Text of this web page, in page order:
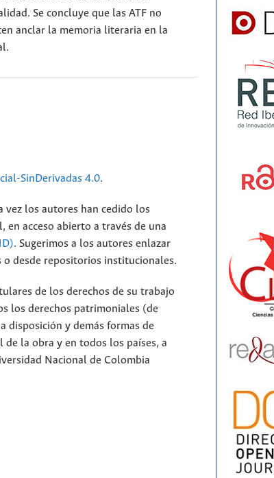
Se concluye que las ATF no
anclar la memoria literaria en la
SinDerivadas 4.0.
vez los autores han cedido los
acceso abierto a través de una
. Sugerimos a los autores enlazar
desde repositorios institucionales.
de los derechos de su trabajo
los derechos patrimoniales (de
disposición y demás formas de
la obra y en todos los países, a
Nacional de Colombia